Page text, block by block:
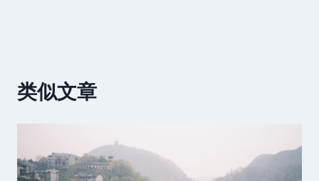
类似文章